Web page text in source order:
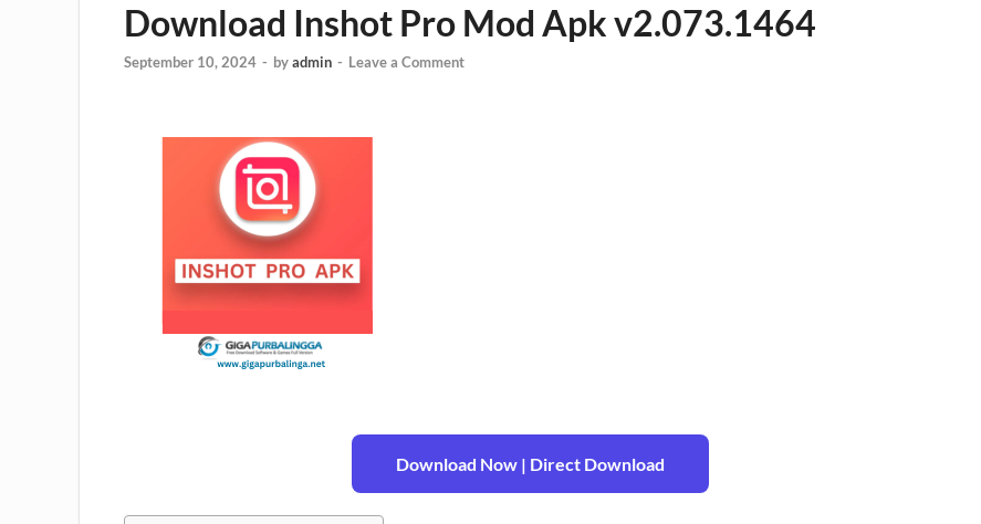
Download Inshot Pro Mod Apk v2.073.1464
September 10, 2024 - byadmin - Leave a Comment
Download Now | Direct Download